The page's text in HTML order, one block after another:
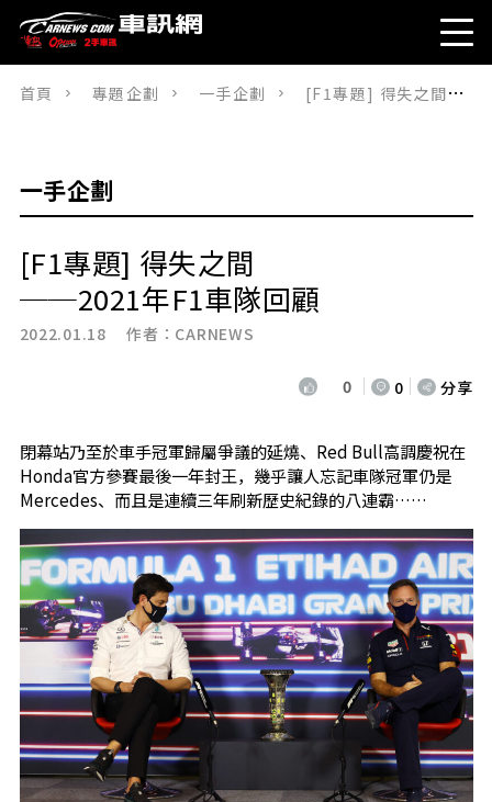
首頁 專題企劃 一手企劃 [F1專題] 得失之間──2021年F1車隊回顧
一手企劃
[F1專題] 得失之間
──2021年F1車隊回顧
2022.01.18 作者： CARNEWS
0 0 分享
閉幕站乃至於車手冠軍歸屬爭議的延燒、Red Bull高調慶祝在
Honda官方參賽最後一年封王，幾乎讓人忘記車隊冠軍仍是
Mercedes、而且是連續三年刷新歷史紀錄的八連霸……